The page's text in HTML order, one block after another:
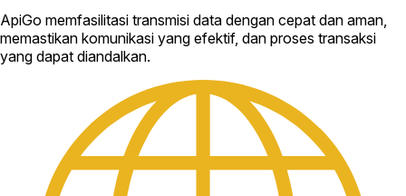
ApiGo memfasilitasi transmisi data dengan cepat dan aman,
memastikan komunikasi yang efektif, dan proses transaksi
yang dapat diandalkan.